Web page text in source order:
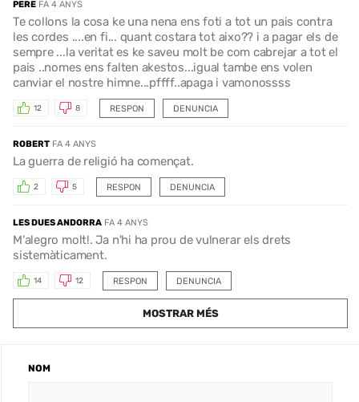
PERE FA 4 ANYS
Te collons la cosa ke una nena ens foti a tot un pais contra
les cordes ....en fi... quant costara tot aixo?? i a pagar els de
sempre ...la veritat es ke saveu molt be com cabrejar a tot el
pais ..nomes ens falten akestos...igual tambe ens volen
canviar el nostre himne...pffff..apaga i vamonossss
RESPON
12 8 DENUNCIA
ROBERT FA 4 ANYS
La guerra de religió ha començat.
RESPON
2 5 DENUNCIA
LES DUES ANDORRA FA 4 ANYS
M'alegro molt!. Ja n'hi ha prou de vulnerar els drets
sistemàticament.
RESPON
14 12 DENUNCIA
MOSTRAR MÉS
NOM